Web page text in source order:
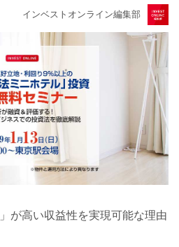
インベストオンライン編集部
が高い収益性を実現可能な理由